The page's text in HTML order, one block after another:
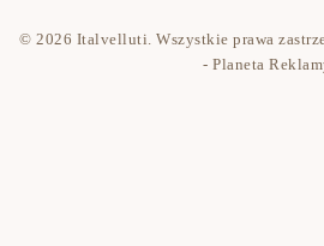
Polityka
© 2026 Italvelluti. Wszystkie prawa
- Planeta